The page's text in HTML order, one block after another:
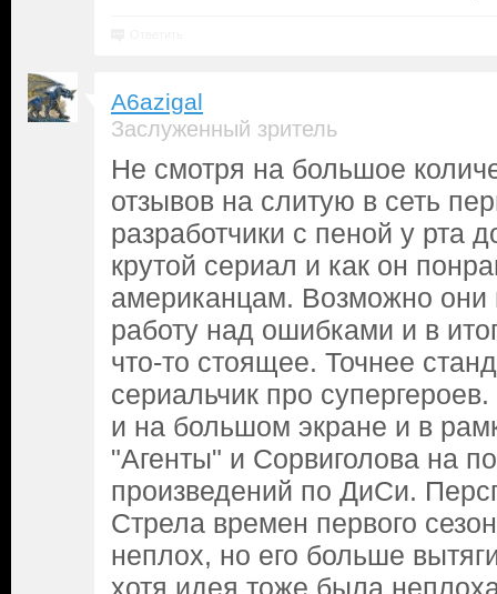
A6azigal
Заслуженный зритель
Не смотря на большое
отзывов на слитую в сеть
разработчики с пеной у рта
крутой сериал и как он
американцам. Возможно они
работу над ошибками и в
что-то стоящее. Точнее
сериальчик про
и на большом экране и в
"Агенты" и Сорвиголова на
произведений по ДиСи.
Стрела времен первого
неплох, но его больше
хотя идея тоже была